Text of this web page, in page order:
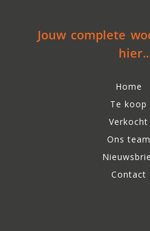
Jouw complete
Home
Te koop
Verkocht
Ons team
Contact